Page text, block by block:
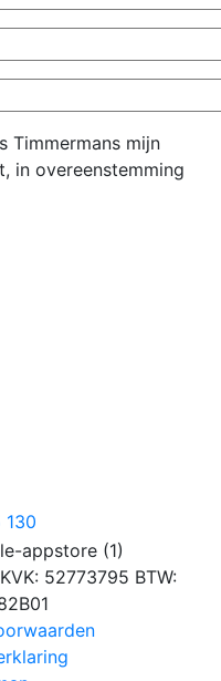
Timmermans mijn
in overeenstemming
130
| KVK: 52773795 BTW: